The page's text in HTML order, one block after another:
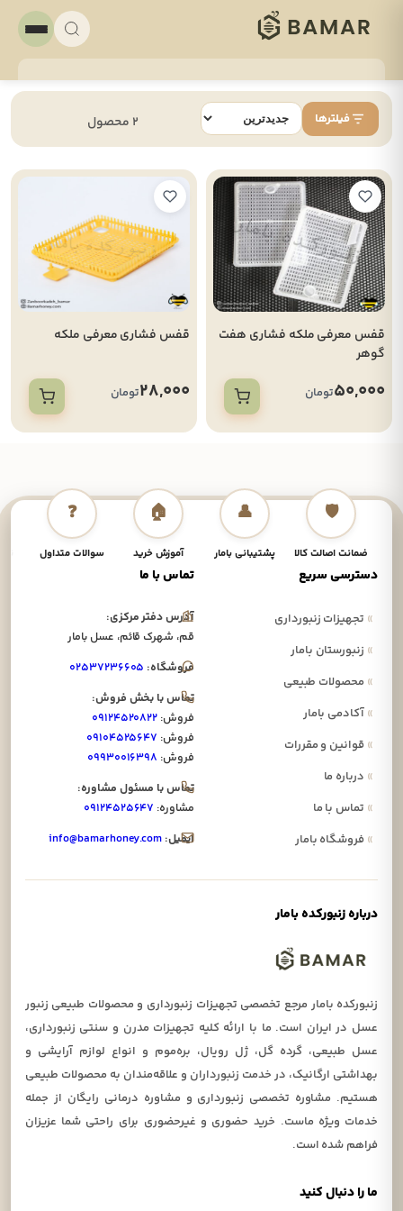
فیلترها 2 محصول
قفس معرفی ملکه فشاری هفت
گوهر
50,000تومان
قفس فشاری معرفی ملکه
28,000تومان
🛡️
ضمانت اصالت کالا
👤
پشتیبانی بامار
🏠
آموزش خرید
❓
سوالات متداول
ما را دنبال کنید
دسترسی سریع
»تجهیزات زنبورداری
»زنبورستان بامار
»محصولات طبیعی
»آکادمی بامار
»قوانین و مقررات
»درباره ما
»تماس با ما
»فروشگاه بامار
تماس با ما
آدرس دفتر مرکزی:
قم، شهرک قائم، عسل بامار
فروشگاه: ۰۲۵۳۷۲۳۶۶۰۵
تماس با بخش فروش:
فروش: ۰۹۱۲۴۵۲۰۸۲۲
فروش: ۰۹۱۰۴۵۲۵۶۴۷
فروش: ۰۹۹۳۰۰۱۶۳۹۸
تماس با مسئول مشاوره:
مشاوره: ۰۹۱۲۴۵۲۵۶۴۷
ایمیل: info@bamarhoney.com
درباره زنبورکده بامار
زنبورکده بامار مرجع تخصصی تجهیزات زنبورداری و محصولات طبیعی زنبور
عسل در ایران است. ما با ارائه کلیه تجهیزات مدرن و سنتی زنبورداری،
عسل طبیعی، گرده گل، ژل رویال، بره‌موم و انواع لوازم آرایشی و
بهداشتی ارگانیک، در خدمت زنبورداران و علاقه‌مندان به محصولات طبیعی
هستیم. مشاوره تخصصی زنبورداری و مشاوره درمانی رایگان از جمله
خدمات ویژه ماست. خرید حضوری و غیرحضوری برای راحتی شما عزیزان
فراهم شده است.